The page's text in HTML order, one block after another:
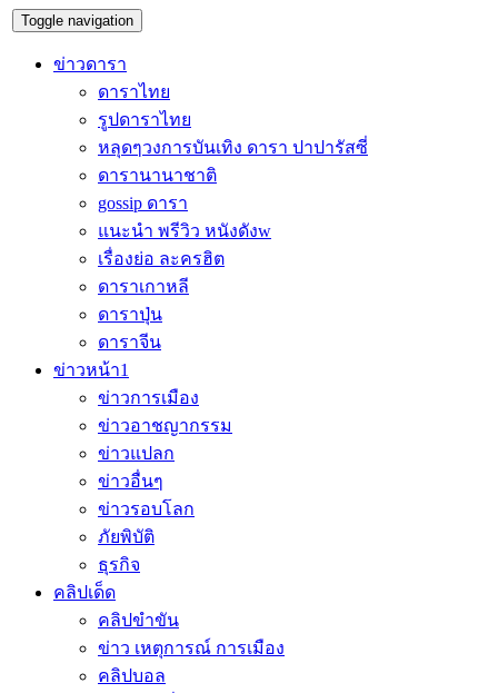
Toggle navigation
ข่าวดารา
ดาราไทย
รูปดาราไทย
หลุดๆวงการบันเทิง ดารา ปาปารัสซี่
ดารานานาชาติ
gossip ดารา
แนะนำ พรีวิว หนังดังw
เรื่องย่อ ละครฮิต
ดาราเกาหลี
ดาราปุ่น
ดาราจีน
ข่าวหน้า1
ข่าวการเมือง
ข่าวอาชญากรรม
ข่าวแปลก
ข่าวอื่นๆ
ข่าวรอบโลก
ภัยพิบัติ
ธุรกิจ
คลิปเด็ด
คลิปขำขัน
ข่าว เหตุการณ์ การเมือง
คลิปบอล